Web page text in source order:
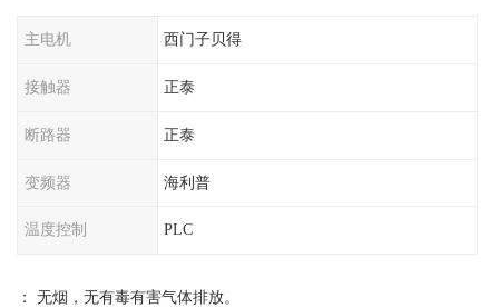
主电机 西门子贝得
接触器 正泰
断路器 正泰
变频器 海利普
温度控制 PLC
： 无烟，无有毒有害气体排放。